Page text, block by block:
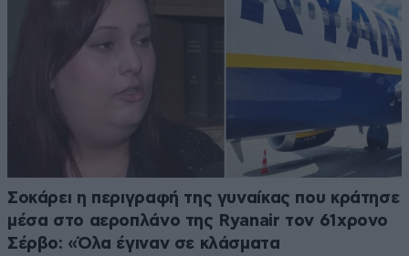
Σοκάρει η περιγραφή της γυναίκας που κράτησε
μέσα στο αεροπλάνο της Ryanair τον 61χρονο
Σέρβο: «Όλα έγιναν σε κλάσματα